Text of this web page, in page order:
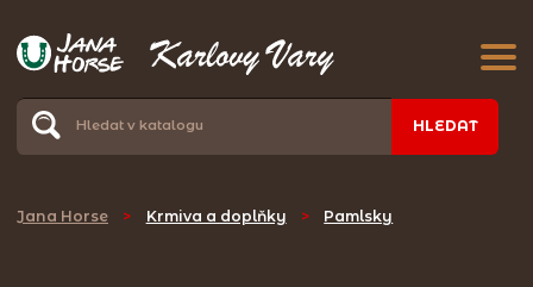
HLEDAT
Jana Horse > Krmiva a doplňky > Pamlsky